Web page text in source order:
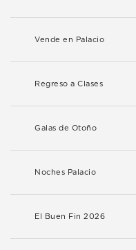
Vende en Palacio
Regreso a Clases
Galas de Otoño
Noches Palacio
El Buen Fin 2026